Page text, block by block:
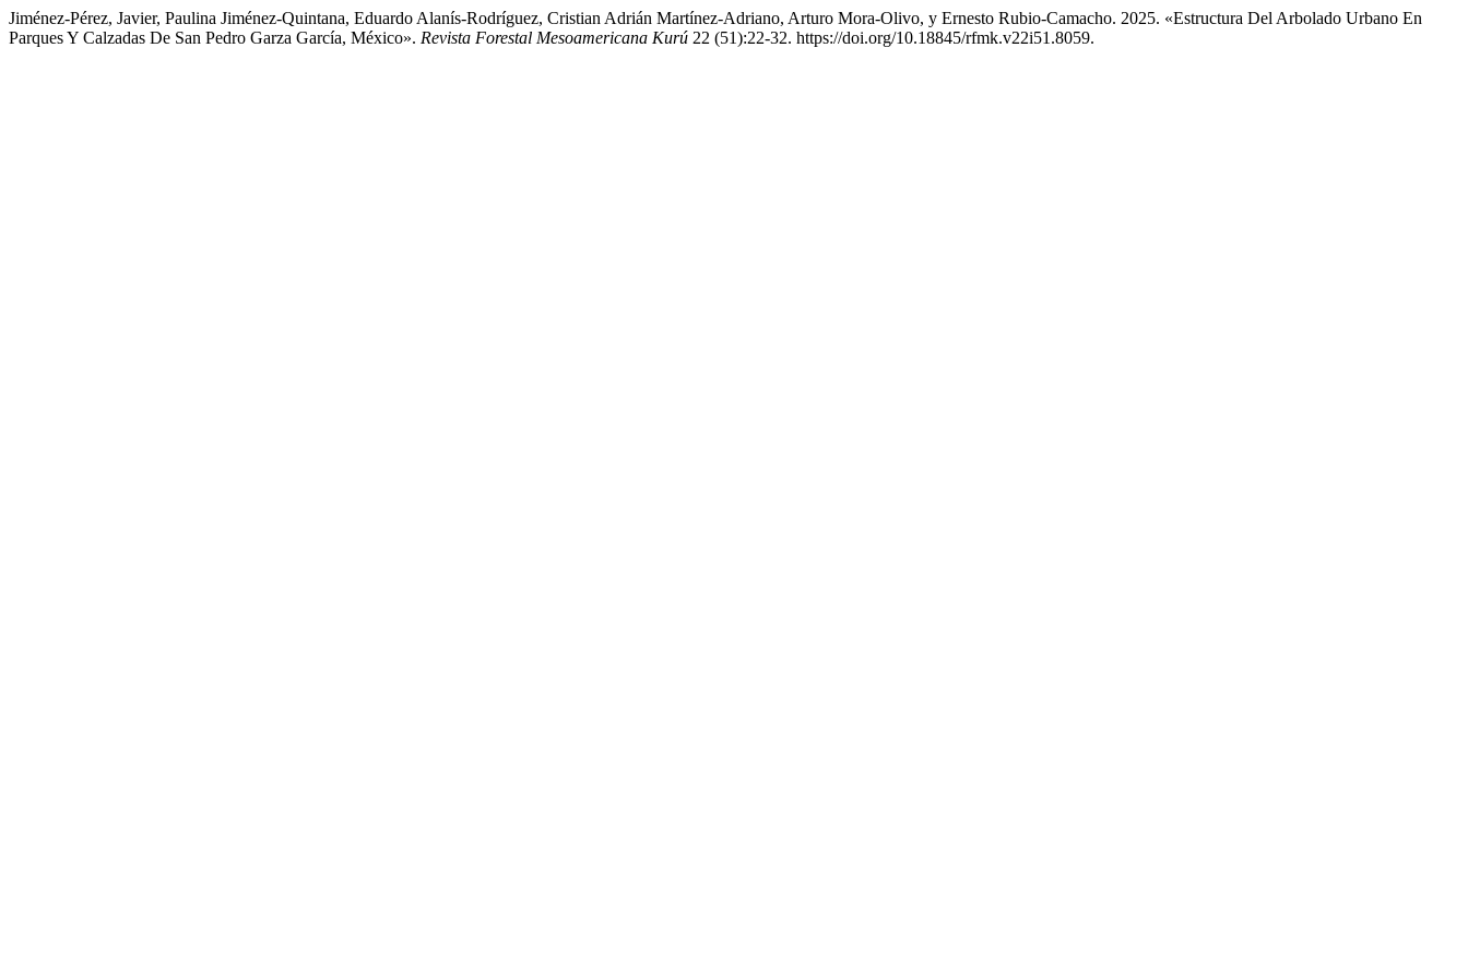
Jiménez-Pérez, Javier, Paulina Jiménez-Quintana, Eduardo Alanís-Rodríguez, Cristian Adrián Martínez-Adriano, Arturo Mora-Olivo, y Ernesto Rubio-Camacho. 2025. «Estructura Del Arbolado Urbano En
Parques Y Calzadas De San Pedro Garza García, México». Revista Forestal Mesoamericana Kurú 22 (51):22-32. https://doi.org/10.18845/rfmk.v22i51.8059.